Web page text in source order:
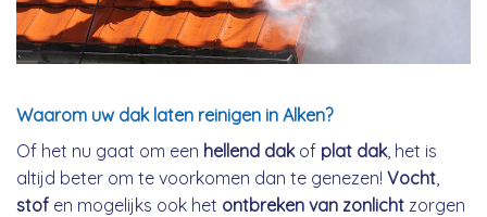
Waarom uw dak laten reinigen in Alken?
Of het nu gaat om een hellend dakof plat dak, het is
altijd beter om te voorkomen dan te genezen! Vocht
stof en mogelijks ook het ontbreken van zonlicht zorgen